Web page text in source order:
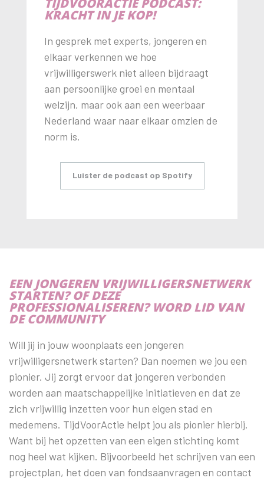
TIJDVOORACTIE PODCAST:
KRACHT IN JE KOP!
In gesprek met experts, jongeren en
elkaar verkennen we hoe
vrijwilligerswerk niet alleen bijdraagt
aan persoonlijke groei en mentaal
welzijn, maar ook aan een weerbaar
Nederland waar naar elkaar omzien de
norm is.
Luister de podcast op Spotify
EEN JONGEREN VRIJWILLIGERSNETWERK
STARTEN? OF DEZE
PROFESSIONALISEREN? WORD LID VAN
DE COMMUNITY
Will jij in jouw woonplaats een jongeren
vrijwilligersnetwerk starten? Dan noemen we jou een
pionier. Jij zorgt ervoor dat jongeren verbonden
worden aan maatschappelijke initiatieven en dat ze
zich vrijwillig inzetten voor hun eigen stad en
medemens. TijdVoorActie helpt jou als pionier hierbij.
Want bij het opzetten van een eigen stichting komt
nog heel wat kijken. Bijvoorbeeld het schrijven van een
projectplan, het doen van fondsaanvragen en contact